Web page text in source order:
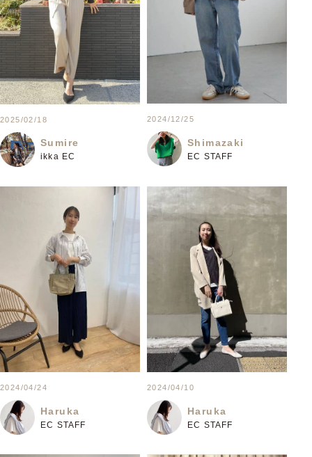
2025/02/18
Sumire
ikka EC
2024/12/25
Shimazaki
EC STAFF
2024/04/24
Haruka
EC STAFF
2024/04/10
Haruka
EC STAFF